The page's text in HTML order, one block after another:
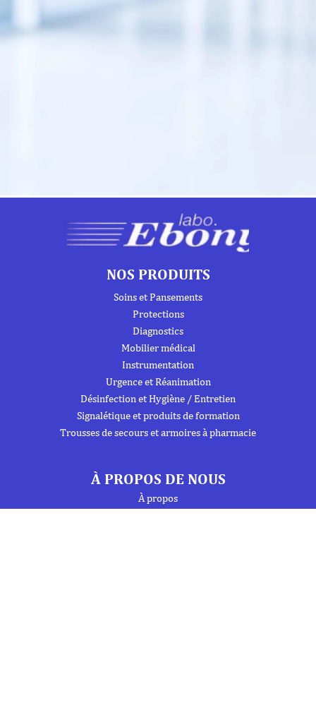
NOS PRODUITS
Soins et Pansements
Protections
Diagnostics
Mobilier médical
Instrumentation
Urgence et Réanimation
Désinfection et Hygiène / Entretien
Signalétique et produits de formation
Trousses de secours et armoires à pharmacie
À PROPOS DE NOUS
À propos